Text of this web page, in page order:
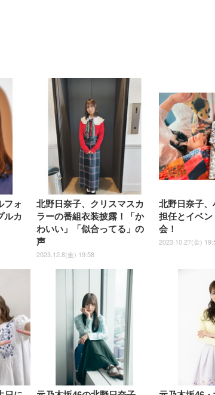
SIHOO B100 オフィスチェア
／デスクチェア メッシュチェ
ア 人間工学 疲れない ブラッ
Sezlife オフィスチェア デスク
チェア 疲れない テレワーク
チェア 強化バックレスト 30
度ロッキング機能 人間工学 椅
子 腰サポート 90度跳ね上げ
式アームレスト 3Dヘッドレス
ト ハンガー付き 高反発クッシ
ョン PCチェア 通気性メッシ
ュ ゲーミング/勉強/事務用 お
しゃれ パソコンチェア (ブラ
ック)
￥7,680
EIZO ビジネス向けプレミア
ムモニター | FlexScan
EV2740X-WT | 27.0型4K
UHD・USB Type-C・ホワイ
ト
￥109,572
【純正品】27"ゲーミングモ
ニター DualSense 充電フッ
ク付き（CFI-ZDM1J）
￥49,979
ニタ
HD
沢
スピ
イベ
￥
Amazonベーシック ペットシ
ーツ 厚型 ワイド 42枚x2袋(84
枚) ホワイト(吸収面:ライトブ
ネオ・ルーライフ ネオ・オム
ツ L 中型犬用 26枚入り 単品
￥1,800
フォ
ルカ
北野日奈子、クリスマスカ
ラーの番組衣装披露！「か
わいい」「似合ってる」の
声
2023.12.8(金) 19:58
北野日奈子
担任とイベ
会！
2023.10.27(金)